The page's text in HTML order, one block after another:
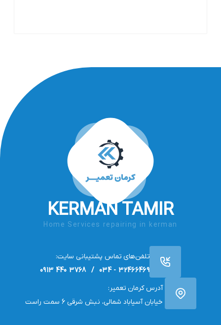
KERMAN TAMIR
Home Services repairing in kerman
تلفن‌های تماس پشتیبانی سایت:
32466469 - 034 / 3768 440 0913
آدرس کرمان تعمیر:
خیابان آسیاباد شمالی، نبش شرقی 6 سمت راست